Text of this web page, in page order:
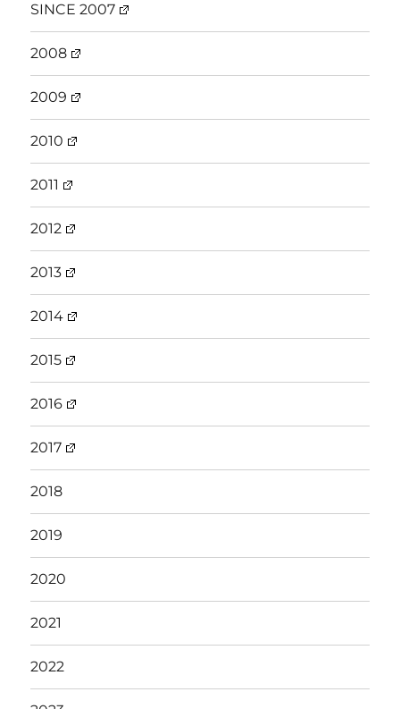
SINCE 2007
2008
2009
2010
2011
2012
2013
2014
2015
2016
2017
2018
2019
2020
2021
2022